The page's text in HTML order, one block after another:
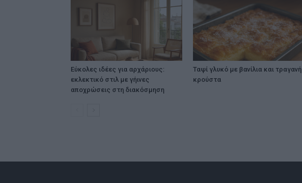
Εύκολες ιδέες για αρχάριους:
εκλεκτικό στιλ με γήινες
αποχρώσεις στη διακόσμηση
Ταψί γλυκό με βανίλια και τραγανή
κρούστα